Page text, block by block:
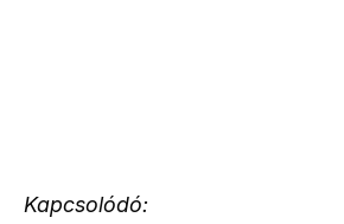
Kapcsolódó: